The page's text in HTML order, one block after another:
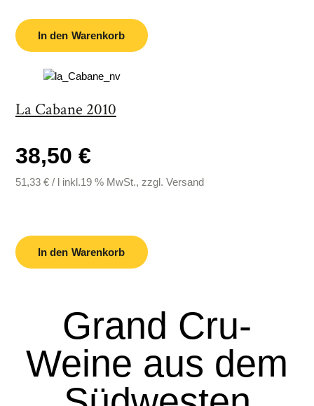
In den Warenkorb
La Cabane 2010
38,50 €
51,33 €/ linkl.19 % MwSt., zzgl. Versand
In den Warenkorb
Grand Cru-
Weine aus dem